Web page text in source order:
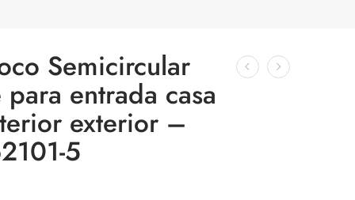
Semicircular
entrada casa
exterior –
5